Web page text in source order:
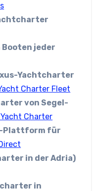
jeder
Yachtcharter
Charter Fleet
von Segel-
Yacht Charter
Plattform für
in der Adria)
in